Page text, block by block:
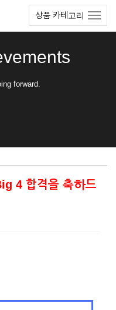
상품 카테고리
forward.
4 합격을 축하드